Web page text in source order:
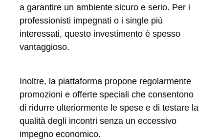
a garantire un ambiente sicuro e serio. Per i
professionisti impegnati o i single più
interessati, questo investimento è spesso
vantaggioso.
Inoltre, la piattaforma propone regolarmente
promozioni e offerte speciali che consentono
di ridurre ulteriormente le spese e di testare la
qualità degli incontri senza un eccessivo
impegno economico.